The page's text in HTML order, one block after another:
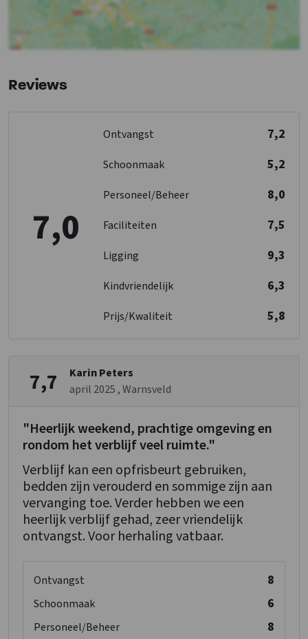
: < 25 km
Keuken
Soort fornuis
Slaapkamers
Whirlpool/Hottub
Kinderfaciliteiten
Kinderbedjes: 1
Kinderbox: 0
Badkamer 02
Douches
Wastafel: 1
: 3
: 3
Reviews
7,0
Ontvangst 7,2
Schoonmaak 5,2
Personeel/Beheer 8,0
Faciliteiten 7,5
Ligging 9,3
Kindvriendelijk 6,3
Prijs/Kwaliteit 5,8
7,7
Karin Peters
april 2025, Warnsveld
"Heerlijk weekend, prachtige omgeving en
rondom het verblijf veel ruimte."
Verblijf kan een opfrisbeurt gebruiken,
bedden zijn verouderd en sommige zijn aan
vervanging toe. Verder hebben we een
heerlijk verblijf gehad, zeer vriendelijk
ontvangst. Voor herhaling vatbaar.
Ontvangst 8
Schoonmaak 6
Personeel/Beheer 8